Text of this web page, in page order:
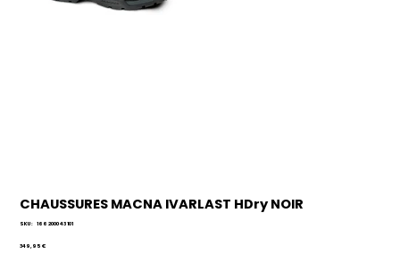
CHAUSSURES MACNA IVARLAST HDry NOIR
SKU : SKU
2000
166 2000 43 101
Prix
349,95 €